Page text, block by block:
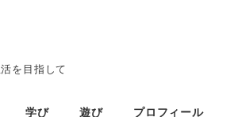
を目指して
学び 遊び プロフィール